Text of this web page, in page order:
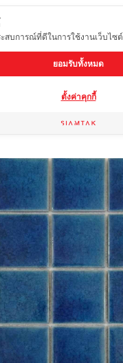
TH
กระเบื้องสระว่ายน้ำ
ะสบการณ์ที่ดีในการใช้งานเว็บไซต์
ยอมรับทั้งหมด
ตั้งค่าคุกกี้